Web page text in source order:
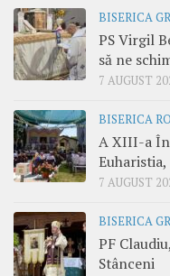
BISERICA
PS Virgil
să ne
7 AUGUST
BISERICA
A XIII-a
7 AUGUST
BISERICA
PF
Stânceni